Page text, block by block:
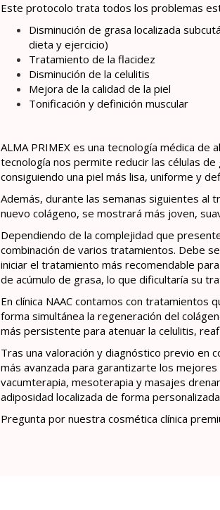
Este protocolo trata todos los problemas
Disminución de grasa localizada
dieta y ejercicio)
Tratamiento de la flacidez
Disminución de la celulitis
Mejora de la calidad de la piel
Tonificación y definición muscular
ALMA PRIMEX es una tecnología médica
tecnología nos permite reducir las células
consiguiendo una piel más lisa, uniforme y
Además, durante las semanas siguientes al
nuevo colágeno, se mostrará más joven,
Dependiendo de la complejidad que
combinación de varios tratamientos. Debe
iniciar el tratamiento más recomendable
de acúmulo de grasa, lo que dificultaría su
En clínica NAAC contamos con tratamientos
forma simultánea la regeneración del
más persistente para atenuar la celulitis,
Tras una valoración y diagnóstico previo en
más avanzada para garantizarte los
vacumterapia, mesoterapia y masajes
adiposidad localizada de forma
Pregunta por nuestra cosmética clínica